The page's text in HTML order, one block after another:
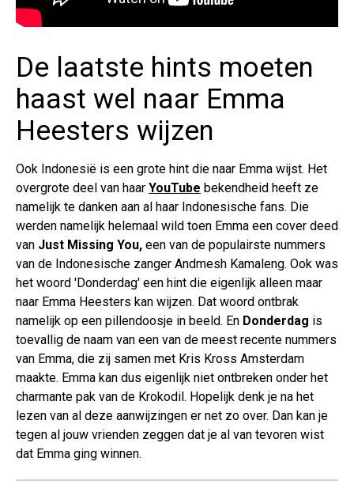
De laatste hints moeten
haast wel naar Emma
Heesters wijzen
Ook Indonesië is een grote hint die naar Emma wijst. Het
overgrote deel van haar YouTube bekendheid heeft ze
namelijk te danken aan al haar Indonesische fans. Die
werden namelijk helemaal wild toen Emma een cover deed
van Just Missing You, een van de populairste nummers
van de Indonesische zanger Andmesh Kamaleng. Ook was
het woord 'Donderdag' een hint die eigenlijk alleen maar
naar Emma Heesters kan wijzen. Dat woord ontbrak
namelijk op een pillendoosje in beeld. En Donderdag is
toevallig de naam van een van de meest recente nummers
van Emma, die zij samen met Kris Kross Amsterdam
maakte. Emma kan dus eigenlijk niet ontbreken onder het
charmante pak van de Krokodil. Hopelijk denk je na het
lezen van al deze aanwijzingen er net zo over. Dan kan je
tegen al jouw vrienden zeggen dat je al van tevoren wist
dat Emma ging winnen.